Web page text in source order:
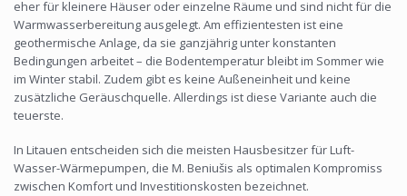
eher für kleinere Häuser oder einzelne Räume und sind nicht für die
Warmwasserbereitung ausgelegt. Am effizientesten ist eine
geothermische Anlage, da sie ganzjährig unter konstanten
Bedingungen arbeitet – die Bodentemperatur bleibt im Sommer wie
im Winter stabil. Zudem gibt es keine Außeneinheit und keine
zusätzliche Geräuschquelle. Allerdings ist diese Variante auch die
teuerste.
In Litauen entscheiden sich die meisten Hausbesitzer für Luft-
Wasser-Wärmepumpen, die M. Beniušis als optimalen Kompromiss
zwischen Komfort und Investitionskosten bezeichnet.